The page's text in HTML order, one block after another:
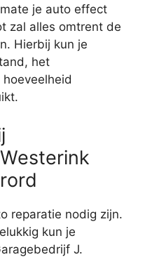
je auto effect
zal alles omtrent de
Hierbij kun je
het
reparatie nodig zijn.
kun je
J.